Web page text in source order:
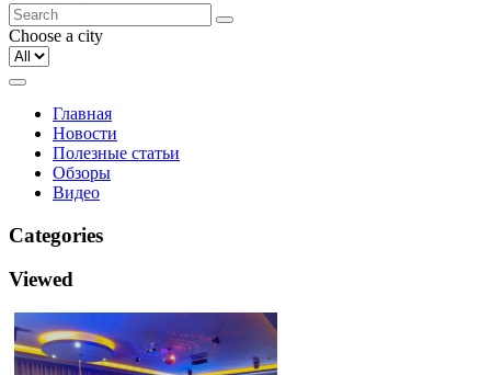
Choose a city
Главная
Новости
Полезные статьи
Обзоры
Видео
Categories
Viewed